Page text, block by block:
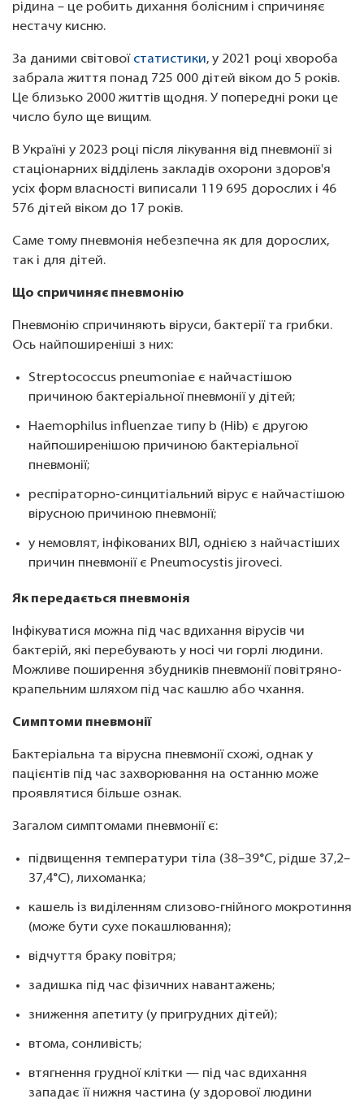
рідина – це робить дихання болісним і спричиняє
нестачу кисню.
За даними світової статистики, у 2021 році хвороба
забрала життя понад 725 000 дітей віком до 5 років.
Це близько 2000 життів щодня. У попередні роки це
число було ще вищим.
В Україні у 2023 році після лікування від пневмонії зі
стаціонарних відділень закладів охорони здоров'я
усіх форм власності виписали 119 695 дорослих і 46
576 дітей віком до 17 років.
Саме тому пневмонія небезпечна як для дорослих,
так і для дітей.
Що спричиняє пневмонію
Пневмонію спричиняють віруси, бактерії та грибки.
Ось найпоширеніші з них:
Streptococcus pneumoniae є найчастішою
причиною бактеріальної пневмонії у дітей;
Haemophilus influenzae типу b (Hib) є другою
найпоширенішою причиною бактеріальної
пневмонії;
респіраторно-синцитіальний вірус є найчастішою
вірусною причиною пневмонії;
у немовлят, інфікованих ВІЛ, однією з найчастіших
причин пневмонії є Pneumocystis jiroveci.
Як передається пневмонія
Інфікуватися можна під час вдихання вірусів чи
бактерій, які перебувають у носі чи горлі людини.
Можливе поширення збудників пневмонії повітряно-
крапельним шляхом під час кашлю або чхання.
Симптоми пневмонії
Бактеріальна та вірусна пневмонії схожі, однак у
пацієнтів під час захворювання на останню може
проявлятися більше ознак.
Загалом симптомами пневмонії є:
підвищення температури тіла (38–39°C, рідше 37,2–
37,4°C), лихоманка;
кашель із виділенням слизово-гнійного мокротиння
(може бути сухе покашлювання);
відчуття браку повітря;
задишка під час фізичних навантажень;
зниження апетиту (у пригрудних дітей);
втома, сонливість;
втягнення грудної клітки — під час вдихання
западає її нижня частина (у здорової людини